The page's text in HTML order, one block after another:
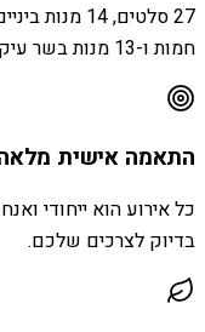
חמות ו-13 מנות בשר עיקריות - כולם בעבודת יד.
התאמה אישית
כל אירוע הוא ייחודי
בדיוק לצרכים שלכם.